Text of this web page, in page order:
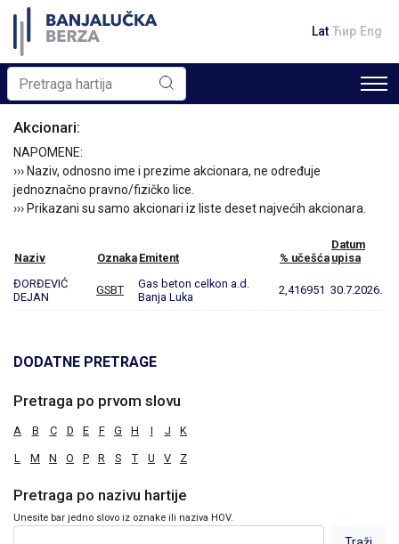
Lat Ћир Eng
Akcionari:
NAPOMENE:
››› Naziv, odnosno ime i prezime akcionara, ne određuje
jednoznačno pravno/fizičko lice.
››› Prikazani su samo akcionari iz liste deset najvećih akcionara.
Naziv Oznaka Emitent % učešća
Datum
upisa
ĐORĐEVIĆ
DEJAN
GSBT
Gas beton celkon a.d.
Banja Luka
2,416951 30.7.2026.
DODATNE PRETRAGE
Pretraga po prvom slovu
A B C D E F G H I J K
L M N O P R S T U V Z
Pretraga po nazivu hartije
Unesite bar jedno slovo iz oznake ili naziva HOV.